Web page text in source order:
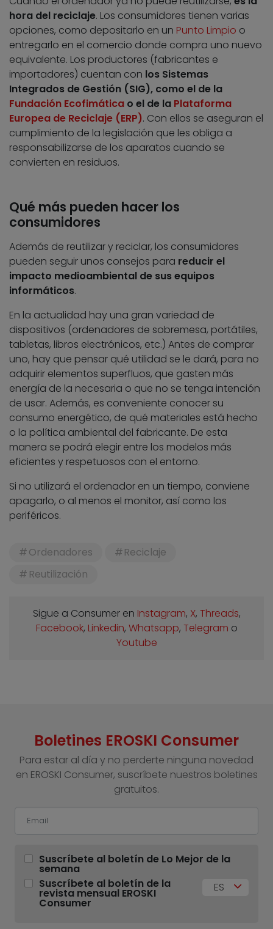
hora del reciclaje. Los consumidores tienen varias
opciones, como depositarlo en un Punto Limpio o
entregarlo en el comercio donde compra uno nuevo
equivalente. Los productores (fabricantes e
importadores) cuentan con los Sistemas
Integrados de Gestión (SIG), como el de la
Fundación Ecofimática o el de la Plataforma
Europea de Reciclaje (ERP). Con ellos se aseguran el
cumplimiento de la legislación que les obliga a
responsabilizarse de los aparatos cuando se
convierten en residuos.
Qué más pueden hacer los
consumidores
Además de reutilizar y reciclar, los consumidores
pueden seguir unos consejos para reducir el
impacto medioambiental de sus equipos
informáticos.
En la actualidad hay una gran variedad de
dispositivos (ordenadores de sobremesa, portátiles,
tabletas, libros electrónicos, etc.) Antes de comprar
uno, hay que pensar qué utilidad se le dará, para no
adquirir elementos superfluos, que gasten más
energía de la necesaria o que no se tenga intención
de usar. Además, es conveniente conocer su
consumo energético, de qué materiales está hecho
o la política ambiental del fabricante. De esta
manera se podrá elegir entre los modelos más
eficientes y respetuosos con el entorno.
Si no utilizará el ordenador en un tiempo, conviene
apagarlo, o al menos el monitor, así como los
periféricos.
Ordenadores
Reciclaje
Reutilización
Sigue a Consumer en Instagram, X, Threads,
Facebook, Linkedin, Whatsapp, Telegram o
Youtube
Boletines EROSKI Consumer
Para estar al día y no perderte ninguna novedad
en EROSKI Consumer, suscríbete nuestros boletines
gratuitos.
Suscríbete al boletín de Lo Mejor de la
semana
Suscríbete al boletín de la
revista mensual EROSKI
Consumer
ES